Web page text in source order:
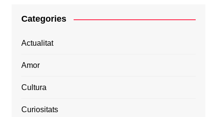
Categories
Actualitat
Amor
Cultura
Curiositats